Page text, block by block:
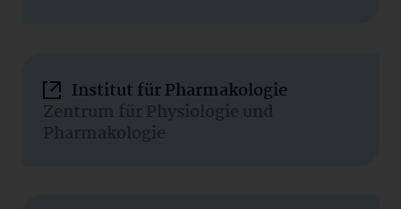
Institut für Pharmakologie
Zentrum für Physiologie und
Pharmakologie